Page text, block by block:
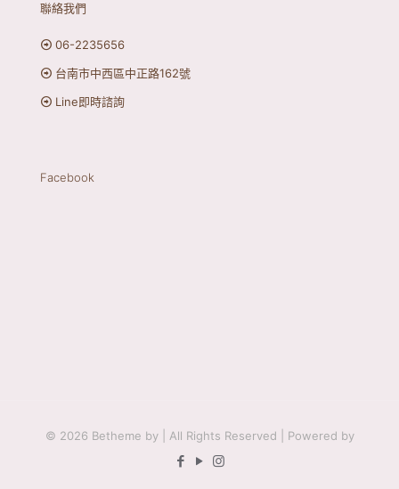
聯絡我們
06-2235656
台南市中西區中正路162號
Line即時諮詢
Facebook
© 2026 Betheme by | All Rights Reserved | Powered by